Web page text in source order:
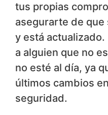
tus propias
asegurarte de
y está
a alguien que no
no esté al día, ya
últimos cambios
seguridad.